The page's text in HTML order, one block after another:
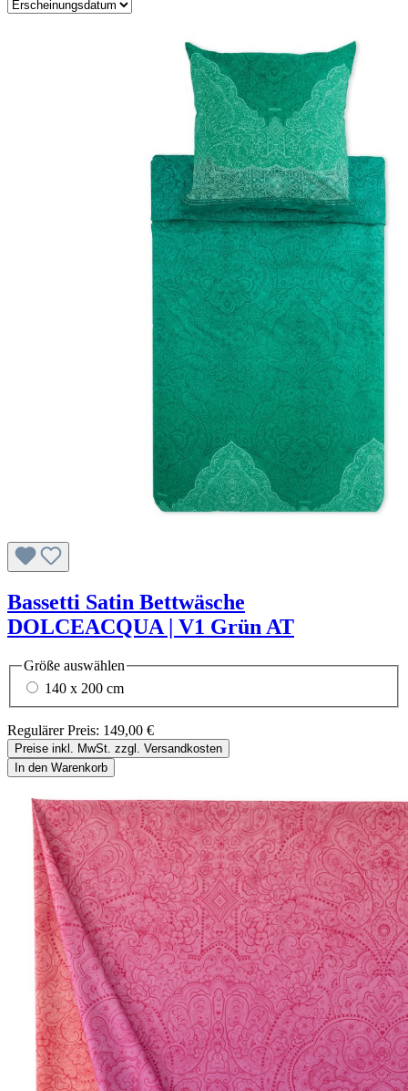
Bassetti Satin Bettwäsche
DOLCEACQUA | V1 Grün AT
Größe auswählen
140 x 200 cm
Regulärer Preis: 149,00 €
Preise inkl. MwSt. zzgl. Versandkosten
In den Warenkorb